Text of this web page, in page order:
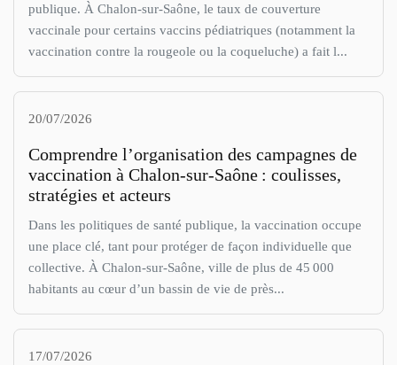
publique. À Chalon-sur-Saône, le taux de couverture
vaccinale pour certains vaccins pédiatriques (notamment la
vaccination contre la rougeole ou la coqueluche) a fait l...
20/07/2026
Comprendre l’organisation des campagnes de
vaccination à Chalon-sur-Saône : coulisses,
stratégies et acteurs
Dans les politiques de santé publique, la vaccination occupe
une place clé, tant pour protéger de façon individuelle que
collective. À Chalon-sur-Saône, ville de plus de 45 000
habitants au cœur d’un bassin de vie de près...
17/07/2026